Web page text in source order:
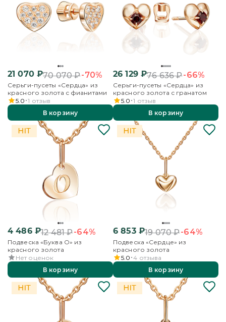
21 070₽70 070₽-70%
Серьги-пусеты «Сердца» из
красного золота с фианитами
5.0 1 отзыв
В корзину
26 129₽76 636₽-66%
Серьги-пусеты «Сердца» из
красного золота с гранатом
5.0 1 отзыв
В корзину
4 486₽12 481₽-64%
Подвеска «Буква О» из
красного золота
Нет оценок
В корзину
6 853₽19 070₽-64%
Подвеска «Сердце» из
красного золота
5.0 4 отзыва
В корзину